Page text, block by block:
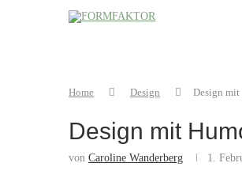
Home Design Design mit
Design mit
von Caroline Wanderberg 1.